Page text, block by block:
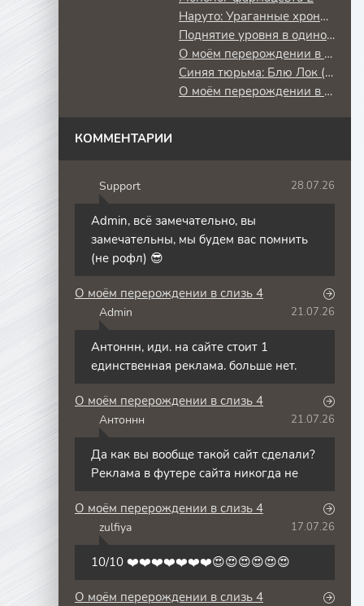
Наруто: Ураганные хроники
Поднятие уровня в одиночку: Повторное пробуждение
О моём перерождении в слизь
Синяя тюрьма: Блю Лок (2 сезон) против юношеской сборной Японии
О моём перерождении в слизь 3
КОММЕНТАРИИ
Support 28.07.26
Admin, всё замечательно, вы
замечательны, мы будем вас помнить
(не рофл) 😎
О моём перерождении в слизь 4
Admin 21.07.26
Антоннн, иди. на сайте стоит 1
единственная реклама. больше нет.
О моём перерождении в слизь 4
Антоннн 21.07.26
Да как вы вообще такой сайт сделали?
Реклама в футере сайта никогда не
О моём перерождении в слизь 4
zulfiya 17.07.26
10/10 ❤️❤️❤️❤️❤️❤️❤️😍😍😍😍😍😍
О моём перерождении в слизь 4